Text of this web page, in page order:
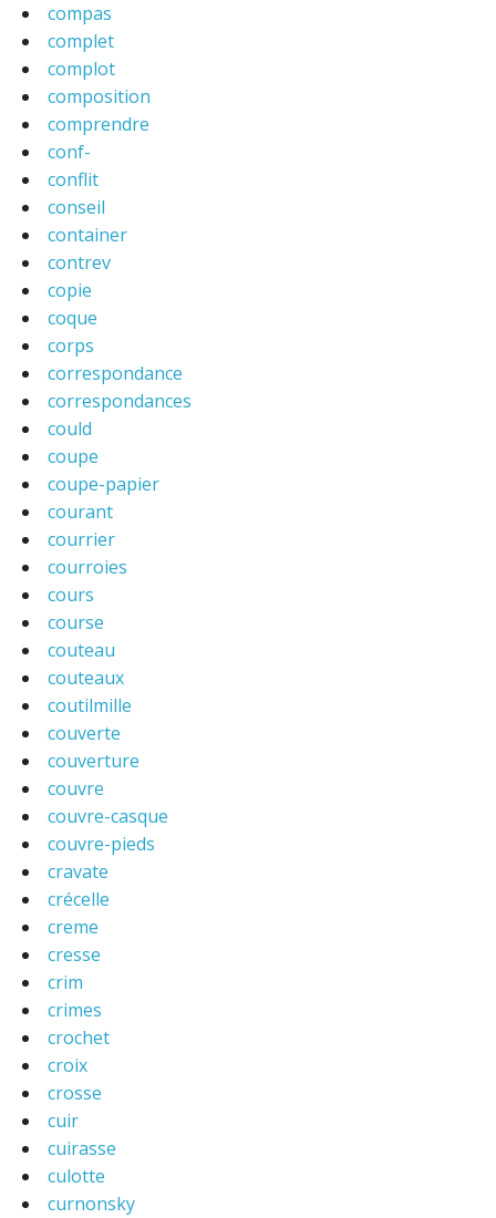
compas
complet
complot
composition
comprendre
conf-
conflit
conseil
container
contrev
copie
coque
corps
correspondance
correspondances
could
coupe
coupe-papier
courant
courrier
courroies
cours
course
couteau
couteaux
coutilmille
couverte
couverture
couvre
couvre-casque
couvre-pieds
cravate
crécelle
creme
cresse
crim
crimes
crochet
croix
crosse
cuir
cuirasse
culotte
curnonsky